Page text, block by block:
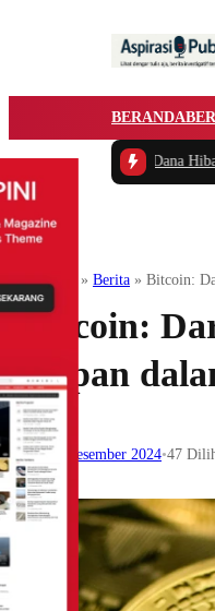
BERANDA
Dana Hibah, Utang, dan
Beranda » Berita » Bitcoin:
Bitcoin:
Depan
17 Desember 2024•47